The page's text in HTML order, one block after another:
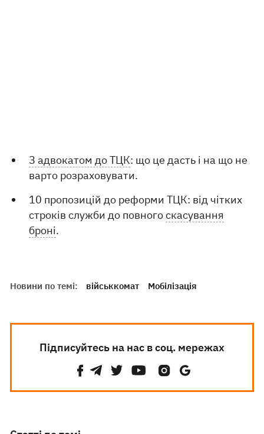
З адвокатом до ТЦК: що це дасть і на що не
варто розраховувати.
10 пропозицій до реформи ТЦК: від чітких
строків служби до повногоскасування
броні.
Новини по темі: військкомат Мобілізація
Підписуйтесь на нас в соц. мережах